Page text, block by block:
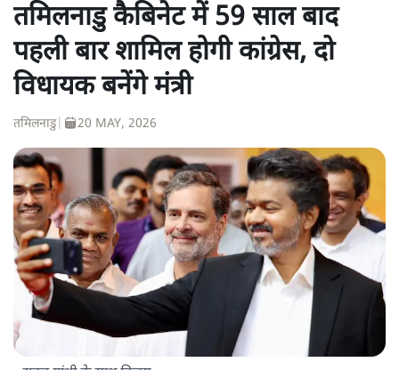
तमिलनाडु कैबिनेट में 59 साल बाद
पहली बार शामिल होगी कांग्रेस, दो
विधायक बनेंगे मंत्री
तमिलनाडु| 20 MAY, 2026